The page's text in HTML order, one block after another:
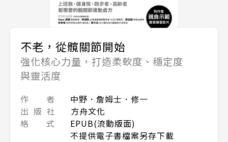
不老，從髖關節開始
強化核心力量，打造柔軟度、穩定度
與靈活度
作 者
中野．詹姆士．修一
出 版 社
方舟文化
格 式
EPUB(流動版面)
不提供電子書檔案另存下載